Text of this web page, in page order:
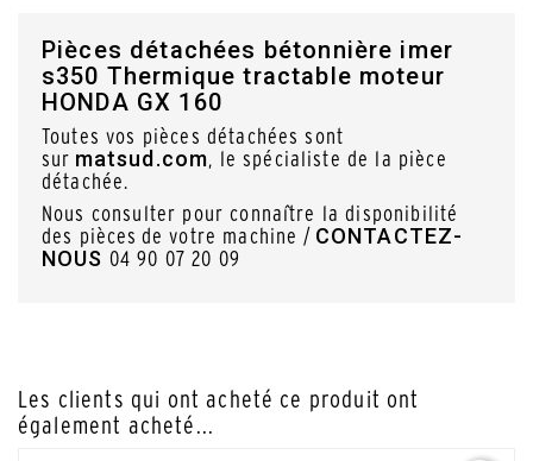
Pièces détachées bétonnière imer
s350 Thermique tractable moteur
HONDA GX 160
Toutes vos pièces détachées sont
sur matsud.com , le spécialiste de la pièce
détachée.
Nous consulter pour connaître la disponibilité
des pièces de votre machine / CONTACTEZ-
NOUS 04 90 07 20 09
Les clients qui ont acheté ce produit ont
également acheté...